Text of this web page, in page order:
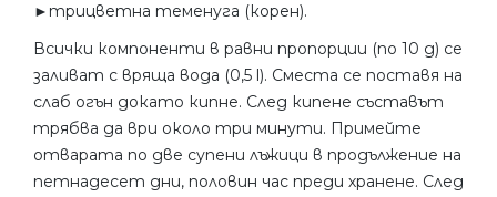
►трицветна теменуга (корен).
Всички компоненти в равни пропорции (по 10 g) се
заливат с вряща вода (0,5 l). Сместа се поставя на
слаб огън докато кипне. След кипене съставът
трябва да ври около три минути. Примейте
отварата по две супени лъжици в продължение на
петнадесет дни, половин час преди хранене. След